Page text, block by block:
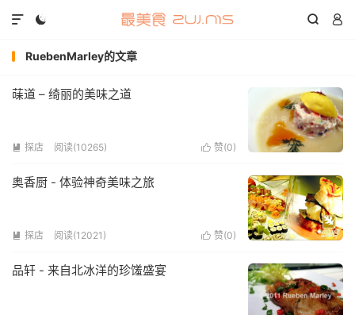
  

RuebenMarley的文章
菋道 – 绮丽的美味之道
 赞(0)
 探店 阅读(10265)
奥香厨 - 体验神奇美味之旅
 赞(0)
 探店 阅读(12021)
品轩 - 来自北冰洋的珍馐盛宴